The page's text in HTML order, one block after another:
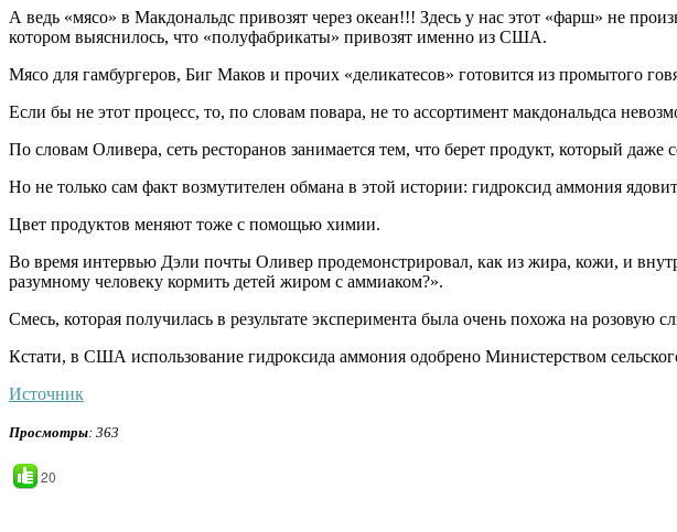
А ведь «мясо» в Макдональдс привозят через океан!!! Здесь у нас этот «фарш» не
котором выяснилось, что «полуфабрикаты» привозят именно из США.
Мясо для гамбургеров, Биг Маков и прочих «деликатесов» готовится из промытого
Если бы не этот процесс, то, по словам повара, не то ассортимент макдональдса
По словам Оливера, сеть ресторанов занимается тем, что берет продукт, который
Но не только сам факт возмутителен обмана в этой истории: гидроксид аммония
Цвет продуктов меняют тоже с помощью химии.
Во время интервью Дэли почты Оливер продемонстрировал, как из жира, кожи, и
разумному человеку кормить детей жиром с аммиаком?».
Смесь, которая получилась в результате эксперимента была очень похожа на
Кстати, в США использование гидроксида аммония одобрено Министерством
Источник
Просмотры: 363
20